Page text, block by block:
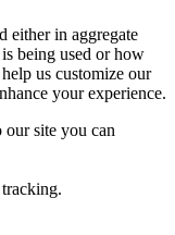
either in aggregate
being used or how
us customize our
your experience.
site you can